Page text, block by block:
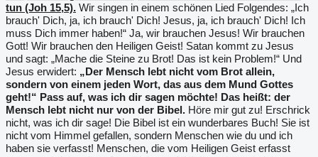
tun (Joh 15,5). Wir singen in einem schönen Lied Folgendes: „Ich
brauch' Dich, ja, ich brauch' Dich! Jesus, ja, ich brauch' Dich! Ich
muss Dich immer haben!“ Ja, wir brauchen Jesus! Wir brauchen
Gott! Wir brauchen den Heiligen Geist! Satan kommt zu Jesus
und sagt: „Mache die Steine zu Brot! Das ist kein Problem!“ Und
Jesus erwidert: „Der Mensch lebt nicht vom Brot allein,
sondern von einem jeden Wort, das aus dem Mund Gottes
geht!“ Pass auf, was ich dir sagen möchte! Das heißt: der
Mensch lebt nicht nur von der Bibel. Höre mir gut zu! Erschrick
nicht, was ich dir sage! Die Bibel ist ein wunderbares Buch! Sie ist
nicht vom Himmel gefallen, sondern Menschen wie du und ich
haben sie verfasst! Menschen, die vom Heiligen Geist erfasst